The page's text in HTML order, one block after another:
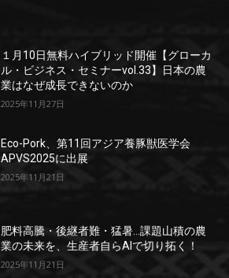
１月10日無料ハイブリッド開催【グローカ
ル・ビジネス・セミナーvol.33】日本の農
業はなぜ成長できないのか
2025年11月27日
Eco-Pork、第11回アジア養豚獣医学会
APVS2025に出展
2025年11月21日
肥料高騰・後継者難・猛暑…課題山積の農
業の未来を、生産者自らAIで切り拓く！
2025年11月21日